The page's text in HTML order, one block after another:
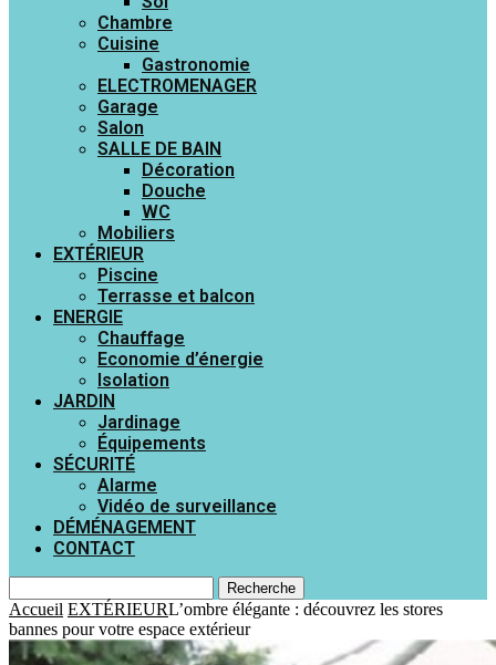
Chambre
Cuisine
Gastronomie
ELECTROMENAGER
Garage
Salon
SALLE DE BAIN
Décoration
Douche
WC
Mobiliers
EXTÉRIEUR
Piscine
Terrasse et balcon
ENERGIE
Chauffage
Economie d’énergie
Isolation
JARDIN
Jardinage
Équipements
SÉCURITÉ
Alarme
Vidéo de surveillance
DÉMÉNAGEMENT
CONTACT
Recherche
Accueil EXTÉRIEURL’ombre élégante : découvrez les stores
bannes pour votre espace extérieur